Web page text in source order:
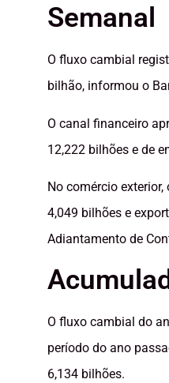
Semanal
O fluxo cambial
bilhão, informou o
O canal financeiro
12,222 bilhões e de
No comércio
4,049 bilhões e
Adiantamento de
O fluxo cambial do
período do ano
6,134 bilhões.